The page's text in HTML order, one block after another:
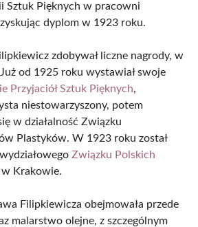
Sztuk Pięknych w pracowni
dyplom w 1923 roku.
zdobywał liczne nagrody, w
od 1925 roku wystawiał swoje
Przyjaciół Sztuk Pięknych,
niestowarzyszony, potem
w działalność Związku
Plastyków. W 1923 roku został
Związku Polskich
w Krakowie.
Filipkiewicza obejmowała przede
malarstwo olejne, z szczególnym